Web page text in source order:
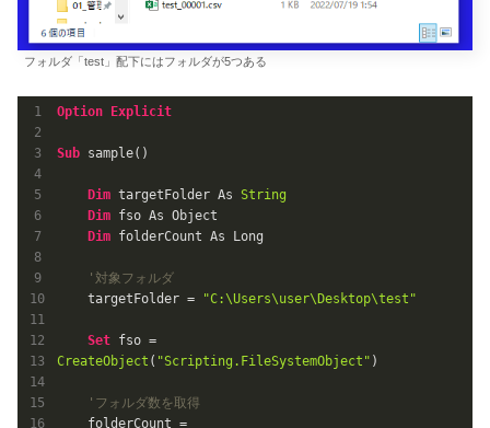
フォルダ「test」配下にはフォルダが5つある
Option Explicit
Sub sample()
Dim targetFolder As String
Dim fso As Object
Dim folderCount As Long
'対象フォルダ
    targetFolder =
"C:\Users\user\Desktop\test"
Set
CreateObject ( "Scripting.FileSystemObject" )
'フォルダ数を取得